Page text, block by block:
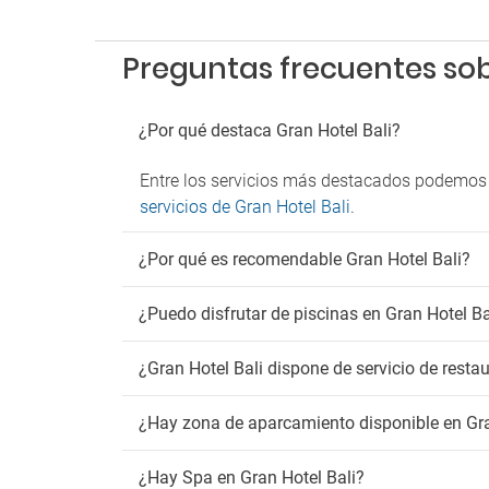
Sala
Preguntas frecuentes
¿Por qué destaca Gran Hotel Bali?
Entre los servicios más destacados
servicios de Gran Hotel Bali.
¿Por qué es recomendable Gran Hotel Bali?
¿Puedo disfrutar de piscinas en Gran Hotel
¿Gran Hotel Bali dispone de servicio de
¿Hay zona de aparcamiento disponible en
¿Hay Spa en Gran Hotel Bali?